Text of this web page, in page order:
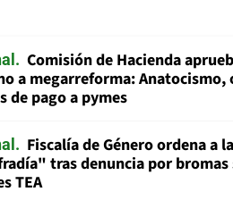
Comisión de Hacienda
a megarreforma:
de pago a pymes
Fiscalía de Género ordena a
tras denuncia por bromas
TEA